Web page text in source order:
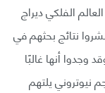
الفلكي ديراج
نتائج بحثهم في
وقد وجدوا أنها غالبًا
نيوتروني يلتهم